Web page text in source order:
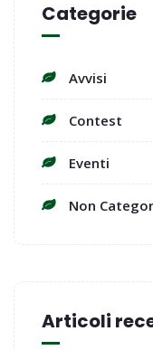
Categorie
Avvisi
Contest
Eventi
Non
Articoli